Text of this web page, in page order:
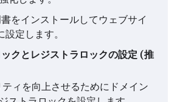
をインストールしてウェブサイ
定します。
ックとレジストラロックの設定 (推
ィを向上させるためにドメイン